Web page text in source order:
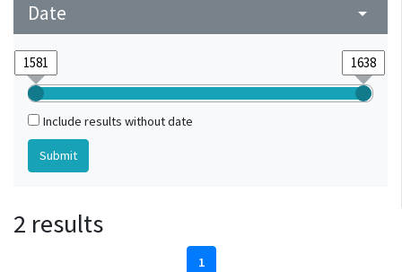
Date arrow_drop_down
Include results without date
2 results
1